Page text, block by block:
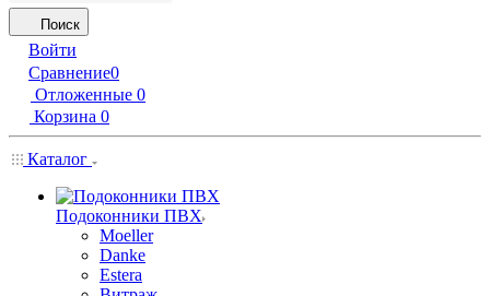
Поиск
Войти
Сравнение0
Отложенные 0
Корзина 0
Каталог
Подоконники ПВХ
Moeller
Danke
Estera